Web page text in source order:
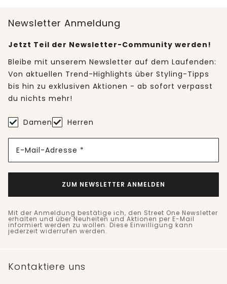
Newsletter Anmeldung
Jetzt Teil der Newsletter-Community werden!
Bleibe mit unserem Newsletter auf dem Laufenden:
Von aktuellen Trend-Highlights über Styling-Tipps
bis hin zu exklusiven Aktionen - ab sofort verpasst
du nichts mehr!
Damen Herren
E-Mail-Adresse *
ZUM NEWSLETTER ANMELDEN
Mit der Anmeldung bestätige ich, den Street One Newsletter
erhalten und über Neuheiten und Aktionen per E-Mail
informiert werden zu wollen. Diese Einwilligung kann
jederzeit widerrufen werden.
Kontaktiere uns